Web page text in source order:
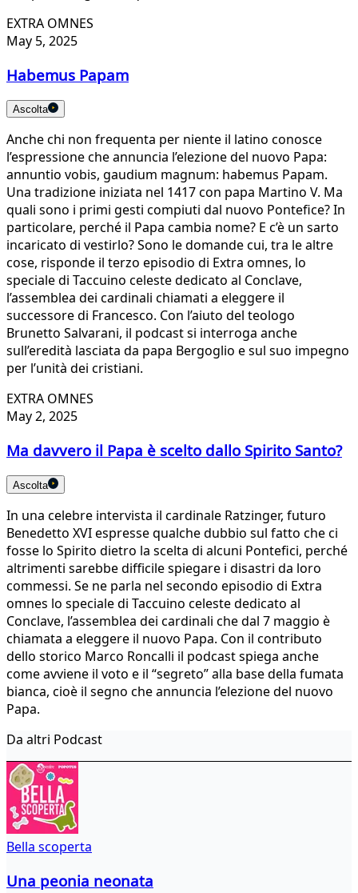
EXTRA OMNES
May 5, 2025
Habemus Papam
Ascolta
Anche chi non frequenta per niente il latino conosce
l’espressione che annuncia l’elezione del nuovo Papa:
annuntio vobis, gaudium magnum: habemus Papam.
Una tradizione iniziata nel 1417 con papa Martino V. Ma
quali sono i primi gesti compiuti dal nuovo Pontefice? In
particolare, perché il Papa cambia nome? E c’è un sarto
incaricato di vestirlo? Sono le domande cui, tra le altre
cose, risponde il terzo episodio di Extra omnes, lo
speciale di Taccuino celeste dedicato al Conclave,
l’assemblea dei cardinali chiamati a eleggere il
successore di Francesco. Con l’aiuto del teologo
Brunetto Salvarani, il podcast si interroga anche
sull’eredità lasciata da papa Bergoglio e sul suo impegno
per l’unità dei cristiani.
EXTRA OMNES
May 2, 2025
Ma davvero il Papa è scelto dallo Spirito Santo?
Ascolta
In una celebre intervista il cardinale Ratzinger, futuro
Benedetto XVI espresse qualche dubbio sul fatto che ci
fosse lo Spirito dietro la scelta di alcuni Pontefici, perché
altrimenti sarebbe difficile spiegare i disastri da loro
commessi. Se ne parla nel secondo episodio di Extra
omnes lo speciale di Taccuino celeste dedicato al
Conclave, l’assemblea dei cardinali che dal 7 maggio è
chiamata a eleggere il nuovo Papa. Con il contributo
dello storico Marco Roncalli il podcast spiega anche
come avviene il voto e il “segreto” alla base della fumata
bianca, cioè il segno che annuncia l’elezione del nuovo
Papa.
Da altri Podcast
Bella scoperta
Una peonia neonata